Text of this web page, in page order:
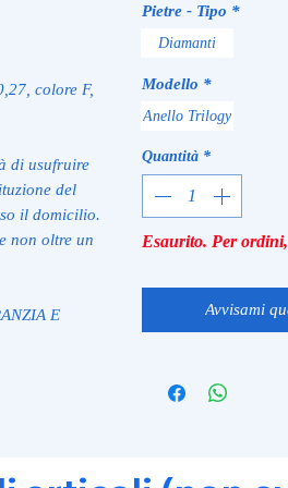
colore F,
di usufruire
del
il domicilio.
non oltre un
E
Pietre - Tipo *
Diamanti
Modello *
Anello Trilogy
Quantità *
Esaurito. Per
Avvisami